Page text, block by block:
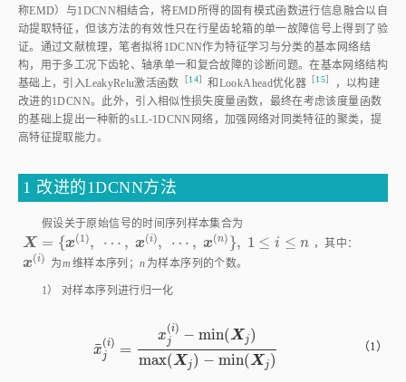
称EMD）与1DCNN相结合，将EMD所得的固有模式函数进行信息融合以自
动提取特征，但该方法的有效性只在行星齿轮箱的单一故障信号上得到了验
证。通过文献梳理，笔者拟将1DCNN作为特征学习与分类的基本网络结
构，用于多工况下齿轮、轴承单一和复合故障的诊断问题。在基本网络结构
基础上，引入LeakyRelu激活函数 ［14］和LookAhead优化器 ［15］
，以构建
改进的1DCNN。此外，引入相似性损失度量函数，最终在考虑该度量函数
的基础上提出一种新的sLL⁃1DCNN网络，加强网络对同类特征的聚类，提
高特征提取能力。
1 改进的1DCNN方法
假设关于原始信号的时间序列样本集合为
X = {x(1), ⋯ , x(i), ⋯ , x(n) }, 1 ≤ i ≤ n
X= {x (1), ⋯ x ( ) ⋯, x( )} 1 ≤i≤n ，其中：
x(i)
x(i) 为m 维样本序列；n 为样本序列的个数。
1） 对样本序列进行归一化
x
¯(i)
j =
x
(i)
j − min(Xj)
max(Xj) − min(Xj)
x¯j( )= xj(i)-min(Xj)max(Xj)-min （1）